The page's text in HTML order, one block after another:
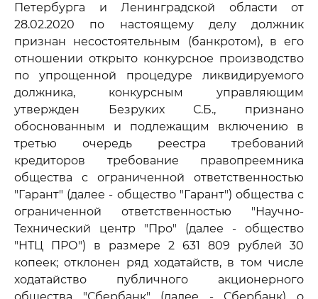
Петербурга и Ленинградской области от
28.02.2020 по настоящему делу должник
признан несостоятельным (банкротом), в его
отношении открыто конкурсное производство
по упрощенной процедуре ликвидируемого
должника, конкурсным управляющим
утвержден Безруких С.Б., признано
обоснованным и подлежащим включению в
третью очередь реестра требований
кредиторов требование правопреемника
общества с ограниченной ответственностью
"Гарант" (далее - общество "Гарант") общества с
ограниченной ответственностью "Научно-
Технический центр "Про" (далее - общество
"НТЦ ПРО") в размере 2 631 809 рублей 30
копеек; отклонен ряд ходатайств, в том числе
ходатайство публичного акционерного